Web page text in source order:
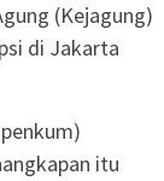
(Kejagung)
di Jakarta
itu